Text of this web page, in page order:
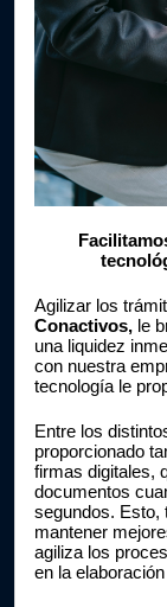
Conactivos, le
una liquidez
con nuestra
tecnología le
Entre los
proporcionado
firmas digitales,
documentos
segundos. Esto,
mantener
agiliza los
en la